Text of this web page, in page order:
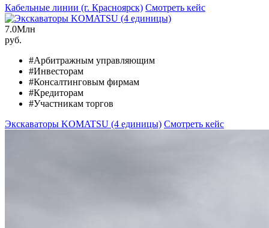
Кабельные линии (г. Красноярск) Смотреть кейс
7.0Млн
руб.
#Арбитражным управляющим
#Инвесторам
#Консалтинговым фирмам
#Кредиторам
#Участникам торгов
Экскаваторы KOMATSU (4 единицы) Смотреть кейс